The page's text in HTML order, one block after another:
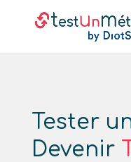
Tester
Devenir